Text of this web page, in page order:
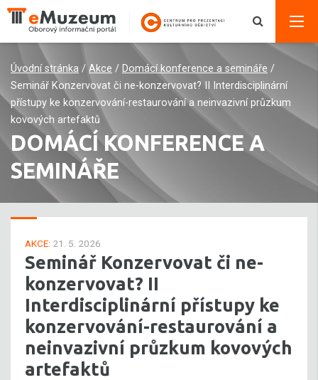
Úvodní stránka / Akce / Domácí konference a semináře /
Seminář Konzervovat či ne-konzervovat? II Interdisciplinární
přístupy ke konzervování-restaurování a neinvazivní průzkum
kovových artefaktů
DOMÁCÍ KONFERENCE A
SEMINÁŘE
AKCE: 21. 5. 2026
Seminář Konzervovat či ne-
konzervovat? II
Interdisciplinární přístupy ke
konzervování-restaurování a
neinvazivní průzkum kovových
artefaktů